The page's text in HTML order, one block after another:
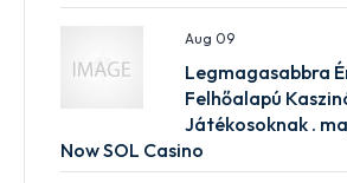
Aug 09
Legmagasabbra
Felhőalapú
Játékosoknak .
Now SOL Casino